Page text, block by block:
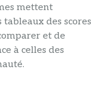
mettent
des scores
et de
à celles des